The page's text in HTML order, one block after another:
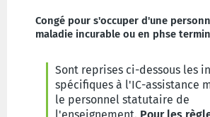
Congé pour s'occuper d'une
maladie incurable ou en phse
Sont reprises ci-dessous les
spécifiques à l'IC-assistance
le personnel statutaire de